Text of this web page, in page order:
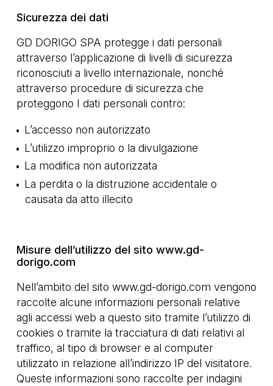
Sicurezza dei dati
GD DORIGO SPA protegge i dati personali
attraverso l’applicazione di livelli di sicurezza
riconosciuti a livello internazionale, nonché
attraverso procedure di sicurezza che
proteggono I dati personali contro:
L’accesso non autorizzato
L’utilizzo improprio o la divulgazione
La modifica non autorizzata
La perdita o la distruzione accidentale o
causata da atto illecito
Misure dell’utilizzo del sito www.gd-
dorigo.com
Nell’ambito del sito www.gd-dorigo.com vengono
raccolte alcune informazioni personali relative
agli accessi web a questo sito tramite l’utilizzo di
cookies o tramite la tracciatura di dati relativi al
traffico, al tipo di browser e al computer
utilizzato in relazione all’indirizzo IP del visitatore.
Queste informazioni sono raccolte per indagini